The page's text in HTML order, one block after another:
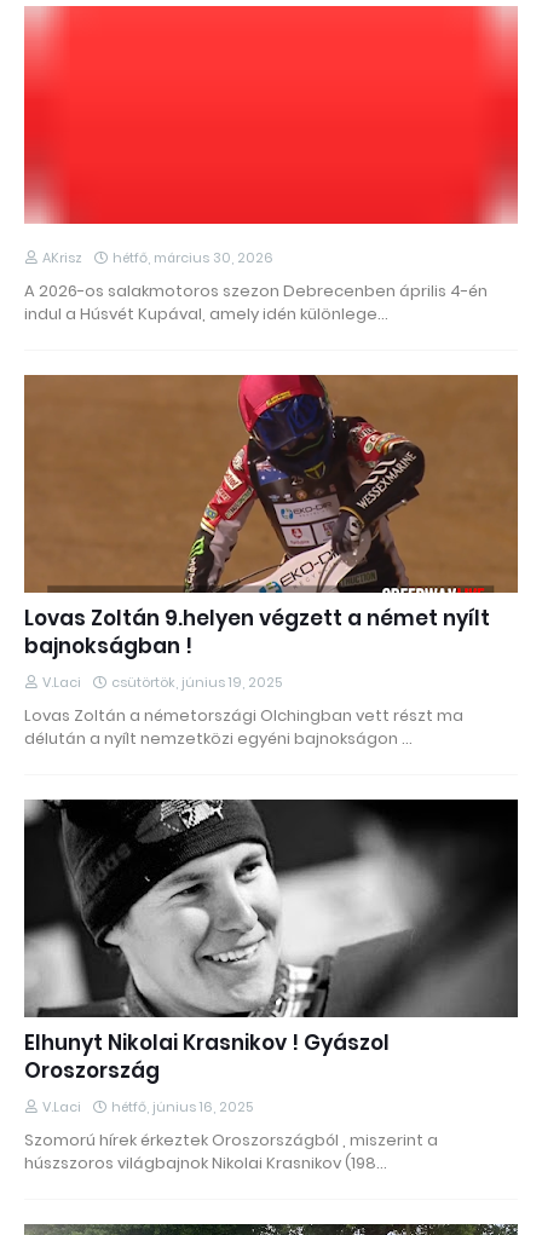
AKrisz hétfő, március 30, 2026
A 2026-os salakmotoros szezon Debrecenben április 4-én
indul a Húsvét Kupával, amely idén különlege…
Lovas Zoltán 9.helyen végzett a német nyílt
bajnokságban !
V.Laci csütörtök, június 19, 2025
Lovas Zoltán a németországi Olchingban vett részt ma
délután a nyílt nemzetközi egyéni bajnokságon …
Elhunyt Nikolai Krasnikov ! Gyászol
Oroszország
V.Laci hétfő, június 16, 2025
Szomorú hírek érkeztek Oroszországból , miszerint a
húszszoros világbajnok Nikolai Krasnikov (198…